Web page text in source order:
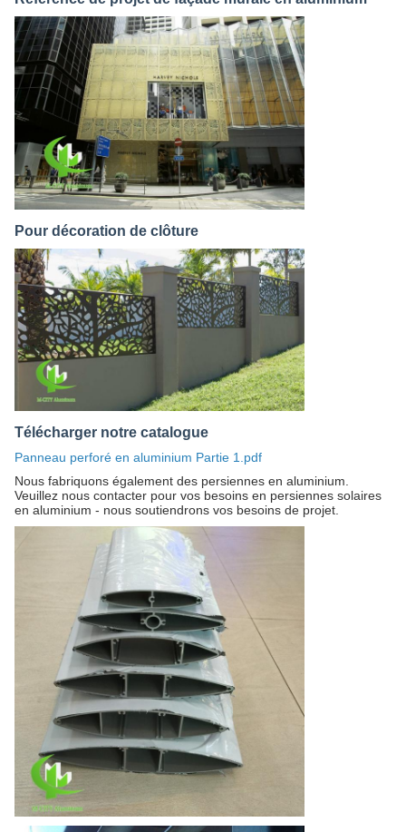
Pour décoration de clôture
Télécharger notre catalogue
Panneau perforé en aluminium Partie 1.pdf
Nous fabriquons également des persiennes en aluminium.
Veuillez nous contacter pour vos besoins en persiennes solaires
en aluminium - nous soutiendrons vos besoins de projet.